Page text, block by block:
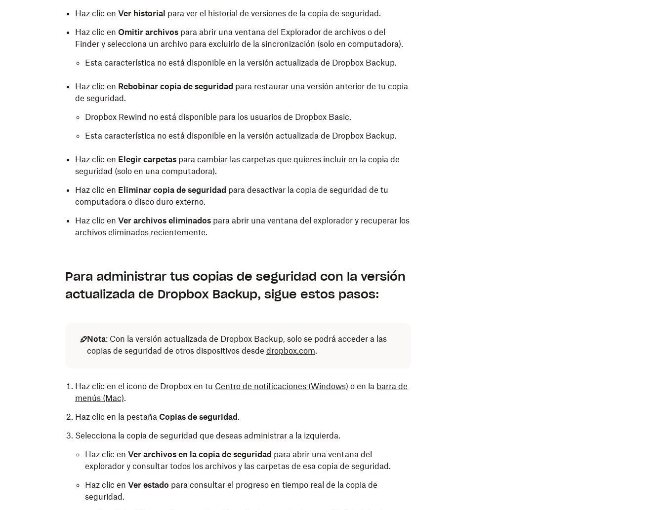
Haz clic en Ver historial para ver el historial de versiones de la copia de seguridad.
Haz clic en Omitir archivos para abrir una ventana del Explorador de archivos o del
Finder y selecciona un archivo para excluirlo de la sincronización (solo en computadora).
Esta característica no está disponible en la versión actualizada de Dropbox Backup.
Haz clic en Rebobinar copia de seguridad para restaurar una versión anterior de tu copia
de seguridad.
Dropbox Rewind no está disponible para los usuarios de Dropbox Basic.
Esta característica no está disponible en la versión actualizada de Dropbox Backup.
Haz clic en Elegir carpetas para cambiar las carpetas que quieres incluir en la copia de
seguridad (solo en una computadora).
Haz clic en Eliminar copia de seguridad para desactivar la copia de seguridad de tu
computadora o disco duro externo.
Haz clic en Ver archivos eliminados para abrir una ventana del explorador y recuperar los
archivos eliminados recientemente.
Para administrar tus copias de seguridad con la versión
actualizada de Dropbox Backup, sigue estos pasos:
Nota: Con la versión actualizada de Dropbox Backup, solo se podrá acceder a las
copias de seguridad de otros dispositivos desde dropbox.com.
Haz clic en el icono de Dropbox en tu Centro de notificaciones (Windows) o en la barra de
menús (Mac).
Haz clic en la pestaña Copias de seguridad .
Selecciona la copia de seguridad que deseas administrar a la izquierda.
Haz clic en Ver archivos en la copia de seguridad para abrir una ventana del
explorador y consultar todos los archivos y las carpetas de esa copia de seguridad.
Haz clic en Ver estado para consultar el progreso en tiempo real de la copia de
seguridad.